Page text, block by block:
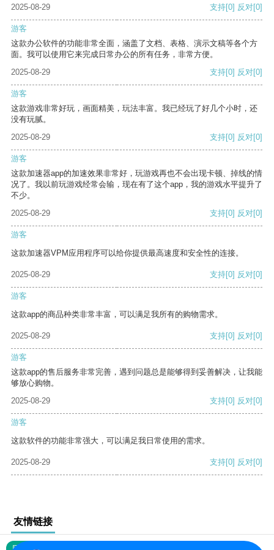
2025-08-29 支持[0] 反对[0]
游客
这款办公软件的功能非常全面，涵盖了文档、表格、演示文稿等各个方
面。我可以使用它来完成日常办公的所有任务，非常方便。
2025-08-29
支持[0] 反对[0]
游客
这款游戏非常好玩，画面精美，玩法丰富。我已经玩了好几个小时，还
没有玩腻。
2025-08-29
支持[0] 反对[0]
游客
这款加速器app的加速效果非常好，玩游戏再也不会出现卡顿、掉线的情
况了。我以前玩游戏经常会输，现在有了这个app，我的游戏水平提升了
不少。
2025-08-29
支持[0] 反对[0]
游客
这款加速器VPM应用程序可以给你提供最高速度和安全性的连接。
2025-08-29 支持[0] 反对[0]
游客
这款app的商品种类非常丰富，可以满足我所有的购物需求。
2025-08-29 支持[0] 反对[0]
游客
这款app的售后服务非常完善，遇到问题总是能够得到妥善解决，让我能
够放心购物。
2025-08-29
支持[0] 反对[0]
游客
这款软件的功能非常强大，可以满足我日常使用的需求。
2025-08-29 支持[0] 反对[0]
友情链接